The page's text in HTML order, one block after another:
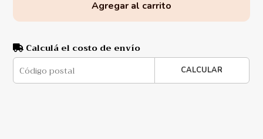
Agregar al carrito
Calculá el costo de envío
CALCULAR